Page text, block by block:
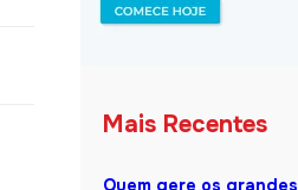
Mais Recentes
Quem gere os grandes